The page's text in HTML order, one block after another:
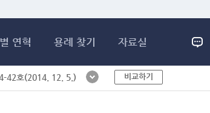
연혁 용례 찾기 자료실
42호(2014. 12. 5.) 비교하기